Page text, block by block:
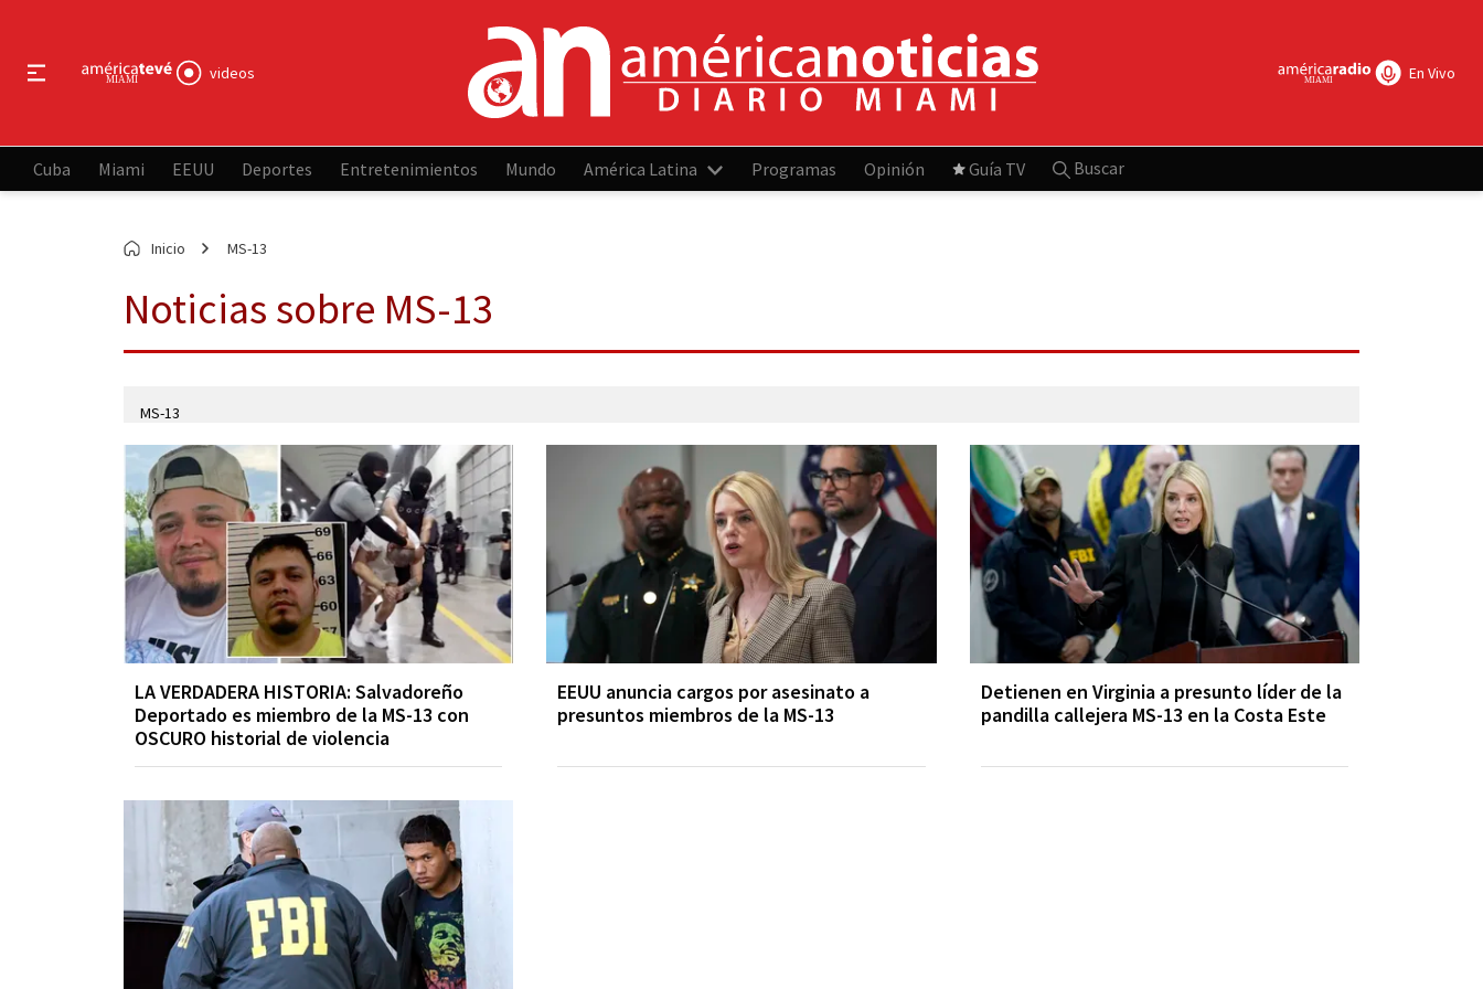
videos En Vivo
Cuba Miami EEUU Deportes Entretenimientos Mundo América Latina Programas Opinión Guía TV Buscar
Inicio MS-13
Noticias sobre MS-13
MS-13
LA VERDADERA HISTORIA: Salvadoreño
Deportado es miembro de la MS-13 con
OSCURO historial de violencia
EEUU anuncia cargos por asesinato a
presuntos miembros de la MS-13
Detienen en Virginia a presunto líder de la
pandilla callejera MS-13 en la Costa Este